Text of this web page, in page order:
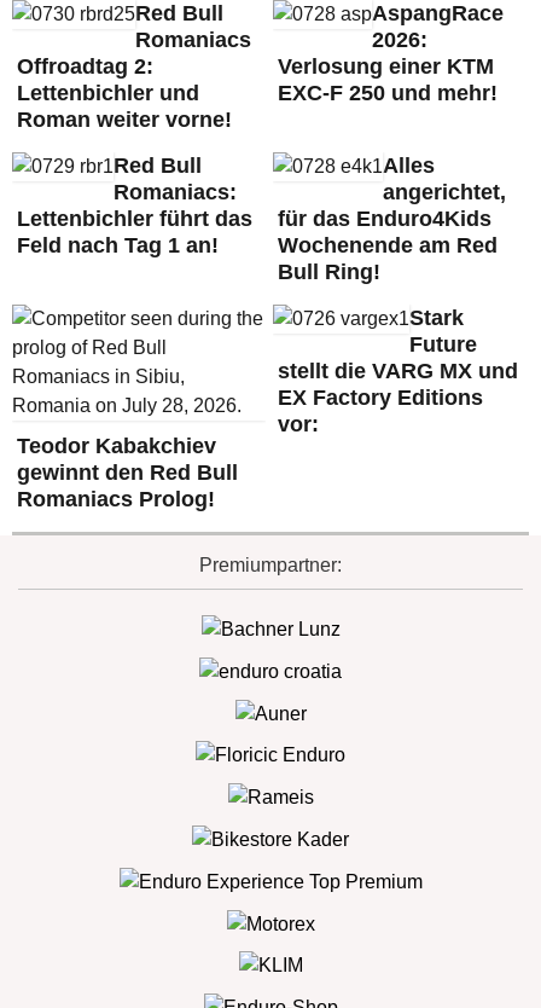
Red Bull
Romaniacs
Offroadtag 2:
Lettenbichler und
Roman weiter vorne!
AspangRace
2026:
Verlosung einer KTM
EXC-F 250 und mehr!
Red Bull
Romaniacs:
Lettenbichler führt das
Feld nach Tag 1 an!
Alles
angerichtet,
für das Enduro4Kids
Wochenende am Red
Bull Ring!
Teodor Kabakchiev
gewinnt den Red Bull
Romaniacs Prolog!
Stark
Future
stellt die VARG MX und
EX Factory Editions
vor:
Premiumpartner: